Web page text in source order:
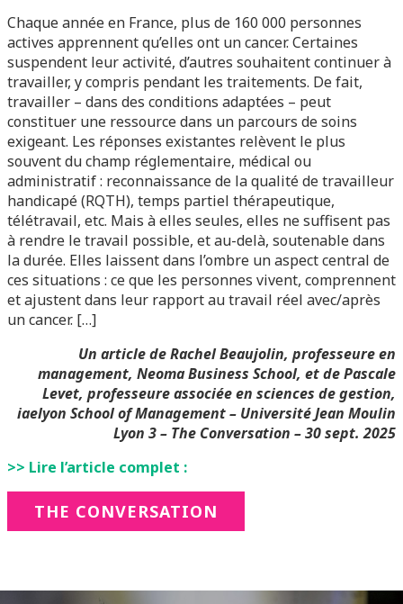
Chaque année en France, plus de 160 000 personnes
actives apprennent qu’elles ont un cancer. Certaines
suspendent leur activité, d’autres souhaitent continuer à
travailler, y compris pendant les traitements. De fait,
travailler – dans des conditions adaptées – peut
constituer une ressource dans un parcours de soins
exigeant. Les réponses existantes relèvent le plus
souvent du champ réglementaire, médical ou
administratif : reconnaissance de la qualité de travailleur
handicapé (RQTH), temps partiel thérapeutique,
télétravail, etc. Mais à elles seules, elles ne suffisent pas
à rendre le travail possible, et au-delà, soutenable dans
la durée. Elles laissent dans l’ombre un aspect central de
ces situations : ce que les personnes vivent, comprennent
et ajustent dans leur rapport au travail réel avec/après
un cancer. […]
Un article deRachel Beaujolin, professeure en
management, Neoma Business School, et de Pascale
Levet, professeure associée en sciences de gestion,
iaelyon School of Management – Université Jean Moulin
Lyon 3 – The Conversation – 30 sept. 2025
>> Lire l’article complet :
THE CONVERSATION